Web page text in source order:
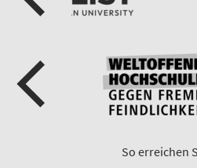
So erreichen